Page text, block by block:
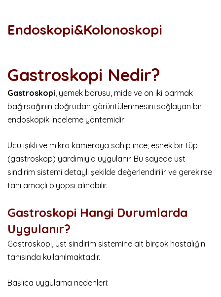
Endoskopi&Kolonoskopi
Gastroskopi Nedir?
Gastroskopi, yemek borusu, mide ve on iki parmak
bağırsağının doğrudan görüntülenmesini sağlayan bir
endoskopik inceleme yöntemidir.
Ucu ışıklı ve mikro kameraya sahip ince, esnek bir tüp
(gastroskop) yardımıyla uygulanır. Bu sayede üst
sindirim sistemi detaylı şekilde değerlendirilir ve gerekirse
tanı amaçlı biyopsi alınabilir.
Gastroskopi Hangi Durumlarda
Uygulanır?
Gastroskopi, üst sindirim sistemine ait birçok hastalığın
tanısında kullanılmaktadır.
Başlıca uygulama nedenleri: